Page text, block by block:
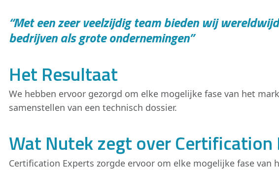
“Met een zeer veelzijdig team bieden wij
bedrijven als grote ondernemingen”
Het Resultaat
We hebben ervoor gezorgd om elke mogelijke fase van het
samenstellen van een technisch dossier.
Wat Nutek zegt over Certification
Certification Experts zorgde ervoor om elke mogelijke fase van